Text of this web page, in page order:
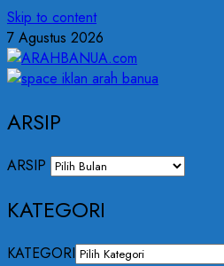
Skip to content
7 Agustus 2026
ARSIP
ARSIP
KATEGORI
KATEGORI